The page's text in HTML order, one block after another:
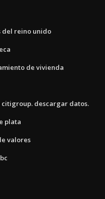
del reino unido
de vivienda
citigroup. descargar datos.
plata
valores